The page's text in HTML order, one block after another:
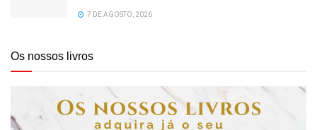
7 DE AGOSTO, 2026
Os nossos livros